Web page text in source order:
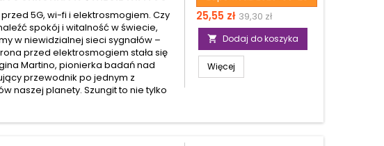
5G, wi-fi i elektrosmogiem. Czy
spokój i witalność w świecie,
w niewidzialnej sieci sygnałów –
przed elektrosmogiem stała się
Martino, pionierka badań nad
przewodnik po jednym z
naszej planety. Szungit to nie tylko
Cena
25,55 zł Cena
podstawowa
39,30 zł
 Dodaj do koszyka
Więcej